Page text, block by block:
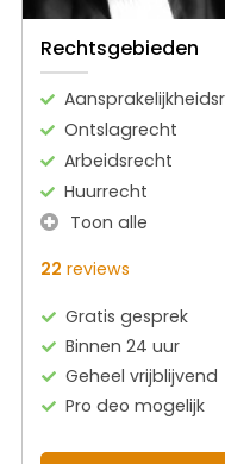
Rechtsgebieden
Ontslagrecht
Arbeidsrecht
Huurrecht
Toon alle
22 reviews
Gratis gesprek
Binnen 24 uur
Geheel vrijblijvend
Pro deo mogelijk